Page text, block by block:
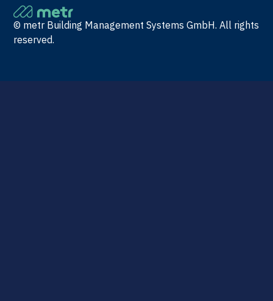
© metr Building Management Systems GmbH. All rights
reserved.